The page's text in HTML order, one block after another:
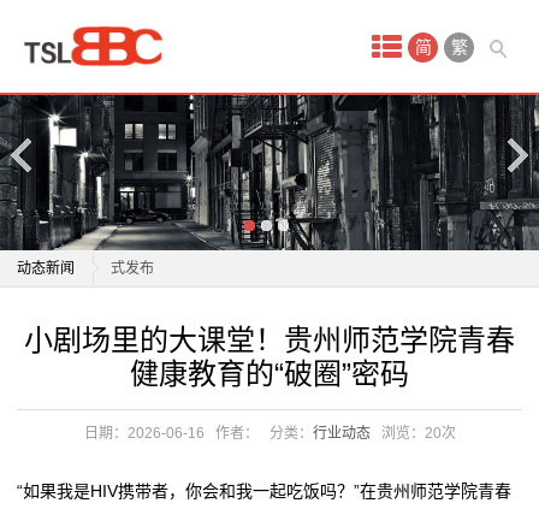
简 繁
动态新闻
“身临其境，虚实相生”！央广网AI漫剧厂牌“灵境剧场”正
式发布
小剧场里的大课堂！贵州师范学院青春健康教育的“破
圈”密码
江苏镇江：艺术之花常开常艳 小剧场演出季点亮城市生
广汽“一人一故事”剧场：让职工的“小确幸”被看见
式发布
百年侨光“活”起来鲤城首开开放式互动剧场
小剧场里的大课堂！贵州师范学院青春健康教育的“破
江苏镇江：艺术之花常开常艳 小剧场演出季点亮城市生
小剧场里的大课堂！贵州师范学院青春
健康教育的“破圈”密码
日期：2026-06-16 作者： 分类： 行业动态 浏览： 20次
“如果我是HIV携带者，你会和我一起吃饭吗？”在贵州师范学院青春
产
品
中